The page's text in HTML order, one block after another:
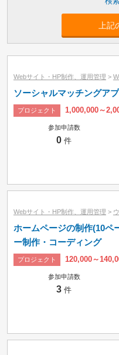
募集中のみ
上記
Webサイト・HP制作、運用管理 >
ソーシャルマッチングア
プロジェクト 1,000,000～
参加申請数
0 件
Webサイト・HP制作、運用管理 >
ホームページの制作(10ペ
ー制作・コーディング
プロジェクト 120,000～
参加申請数
3 件